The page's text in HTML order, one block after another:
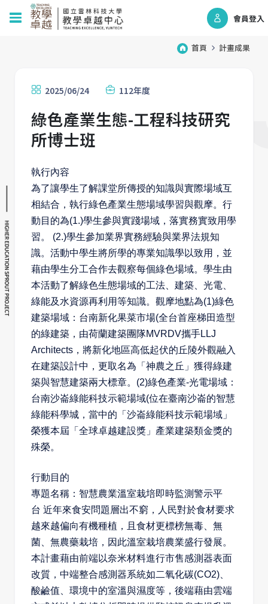
會員登入
首頁 計畫成果
2025/06/24 112年度
綠色產業生態-工程科技研究
所博士班
執行內容
為了讓學生了解課堂所傳授的知識與實際場域互
相結合，執行綠色產業生態場域學習與觀摩。行
動目的為(1.)學生參與實踐場域，落實務實致用學
習。 (2.)學生參加業界實務經驗與業界法規知
識。活動中學生將所學的專業知識學以致用，並
藉由學生分工合作去觀察每個綠色場域。學生由
本活動了解綠色生態場域的工法、建築、光電、
綠能及水資源再利用等知識。觀摩地點為(1)綠色
建築場域：台南新化果菜市場(全台首座梯田造型
的綠建築，由荷蘭建築團隊MVRDV攜手LLJ
Architects，將新化地區高低起伏的丘陵外觀融入
在建築設計中，更取名為「神農之丘」獲得綠建
築與智慧建築兩大標章。(2)綠色產業-光電場域：
台南沙崙綠能科技示範場域(位在臺南沙崙的智慧
綠能科學城，當中的「沙崙綠能科技示範場域」
榮獲本屆「全球卓越建設獎」產業建築類金獎的
殊榮。
行動目的
專題名稱：智慧農業溫室栽培即時監測警示平
台 近年來食安問題層出不窮，人民對於食材要求
越來越偏向有機種植，且食材更標榜無毒、無
菌、無農藥栽培，因此溫室栽培農業盛行發展。
本計畫藉由前端以奈米材料進行市售感測器表面
改質，中端整合感測器系統如二氧化碳(CO2)
酸鹼值、環境中的室溫與濕度等，後端藉由雲端